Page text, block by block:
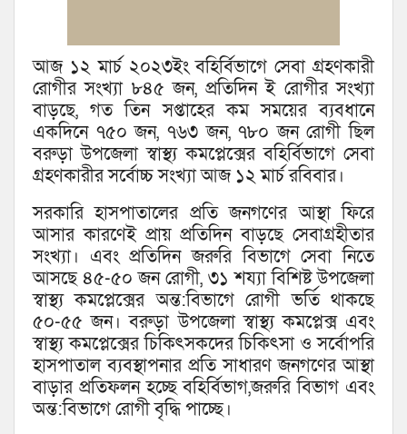
আজ ১২ মার্চ ২০২৩ইং বহির্বিভাগে সেবা গ্রহণকারী
রোগীর সংখ্যা ৮৪৫ জন, প্রতিদিন ই রোগীর সংখ্যা
বাড়ছে, গত তিন সপ্তাহের কম সময়ের ব্যবধানে
একদিনে ৭৫০ জন, ৭৬৩ জন, ৭৮০ জন রোগী ছিল
বরুড়া উপজেলা স্বাস্থ্য কমপ্লেক্সের বহির্বিভাগে সেবা
গ্রহণকারীর সর্বোচ্চ সংখ্যা আজ ১২ মার্চ রবিবার।
সরকারি হাসপাতালের প্রতি জনগণের আস্থা ফিরে
আসার কারণেই প্রায় প্রতিদিন বাড়ছে সেবাগ্রহীতার
সংখ্যা। এবং প্রতিদিন জরুরি বিভাগে সেবা নিতে
আসছে ৪৫-৫০ জন রোগী, ৩১ শয্যা বিশিষ্ট উপজেলা
স্বাস্থ্য কমপ্লেক্সের অন্ত:বিভাগে রোগী ভর্তি থাকছে
৫০-৫৫ জন। বরুড়া উপজেলা স্বাস্থ্য কমপ্লেক্স এবং
স্বাস্থ্য কমপ্লেক্সের চিকিৎসকদের চিকিৎসা ও সর্বোপরি
হাসপাতাল ব্যবস্থাপনার প্রতি সাধারণ জনগণের আস্থা
বাড়ার প্রতিফলন হচ্ছে বহির্বিভাগ,জরুরি বিভাগ এবং
অন্ত:বিভাগে রোগী বৃদ্ধি পাচ্ছে।